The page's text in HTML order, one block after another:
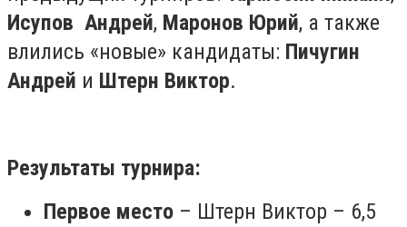
Исупов Андрей, Маронов Юрий, а также
влились «новые» кандидаты: Пичугин
Андрей и Штерн Виктор.
Результаты турнира:
Первое место – Штерн Виктор – 6,5